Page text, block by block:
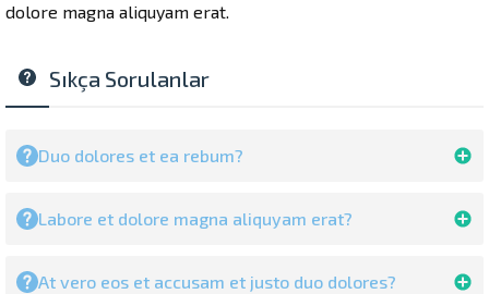
dolore magna aliquyam erat.
Sıkça Sorulanlar
Duo dolores et ea rebum?
Labore et dolore magna aliquyam erat?
At vero eos et accusam et justo duo dolores?